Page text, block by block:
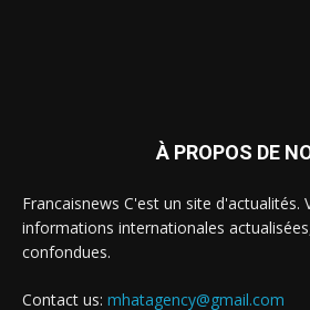
À PROPOS DE
Francaisnews C'est un site d'actualités.
informations internationales
confondues.
Contact us: mhatagency@gmail.com